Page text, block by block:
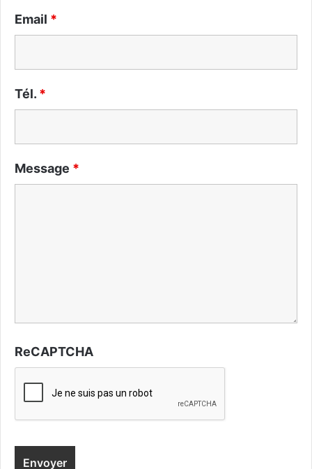
Email *
Tél. *
Message *
ReCAPTCHA